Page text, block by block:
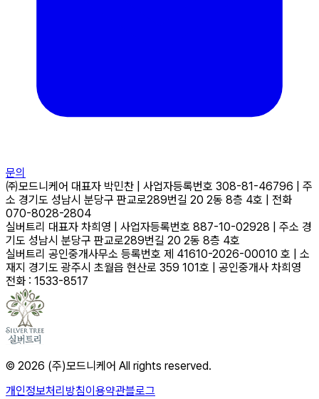
문의
㈜모드니케어 대표자 박민찬 사업자등록번호 308-81-46796
주
소 경기도 성남시 분당구 판교로289번길 20 2동 8층 4호
전화
070-8028-2804
실버트리 대표자 차희영 사업자등록번호 887-10-02928 주소 경
기도 성남시 분당구 판교로289번길 20 2동 8층 4호
실버트리 공인중개사무소 등록번호 제 41610-2026-00010 호
소
재지 경기도 광주시 초월읍 현산로 359 101호 공인중개사 차희영
전화 : 1533-8517
© 2026 (주)모드니케어 All rights reserved.
개인정보처리방침이용약관블로그